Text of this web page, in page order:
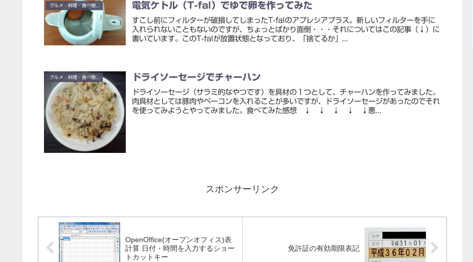
電気ケトル（T-fal）でゆで卵を作ってみた
すこし前にフィルターが破損してしまったT-falのアプレシアプラス。新しいフィルターを手に
入れられないこともないのですが、ちょっとばかり面倒・・・それについてはこの記事（↓）に
書いています。このT-falが放置状態となっており、「捨てるか」...
ドライソーセージでチャーハン
ドライソーセージ（サラミ的なやつです）を具材の１つとして、チャーハンを作ってみました。
肉具材としては豚肉やベーコンを入れることが多いですが、ドライソーセージがあったのでそれ
を使ってみようとやってみました。食べてみた感想 ↓ ↓ ↓ ↓ ↓悪...
スポンサーリンク
OpenOffice(オープンオフィス)表
計算 日付・時間を入力するショー
トカットキー
免許証の有効期限表記